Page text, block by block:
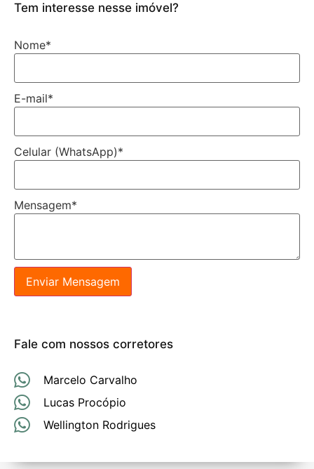
Tem interesse nesse imóvel?
Nome*
E-mail*
Celular (WhatsApp)*
Mensagem*
Enviar Mensagem
Fale com nossos corretores
Marcelo Carvalho
Lucas Procópio
Wellington Rodrigues